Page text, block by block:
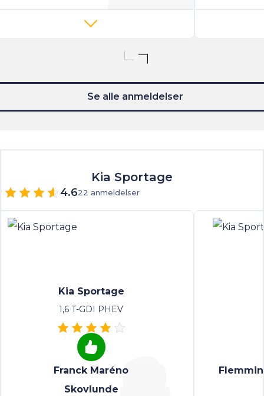
Se alle anmeldelser
Kia Sportage
4.622 anmeldelser
Kia Sportage
1,6 T-GDI PHEV
Franck Maréno
Skovlunde